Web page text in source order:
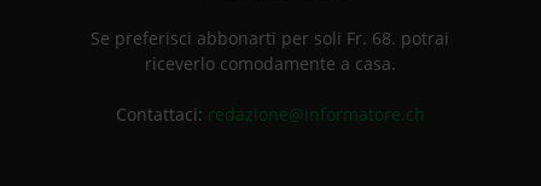
Se preferisci abbonarti per soli Fr. 68. potrai
riceverlo comodamente a casa.
Contattaci: redazione@informatore.ch